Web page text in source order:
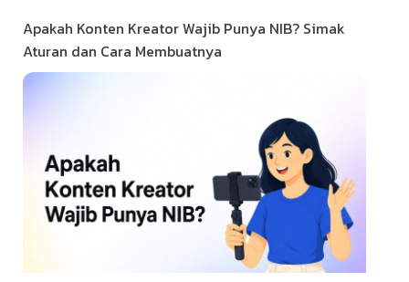
Apakah Konten Kreator Wajib Punya NIB? Simak
Aturan dan Cara Membuatnya